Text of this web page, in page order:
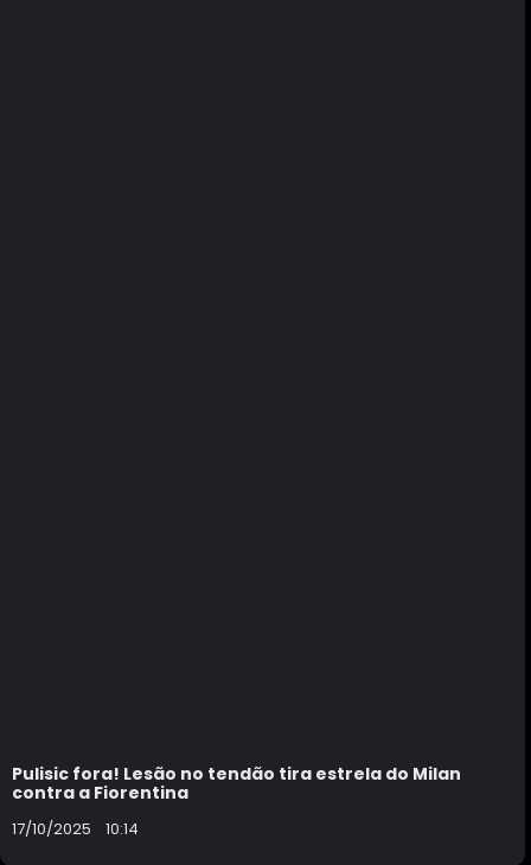
Pulisic fora! Lesão no tendão tira estrela do Milan
contra a Fiorentina
17/10/2025 10:14